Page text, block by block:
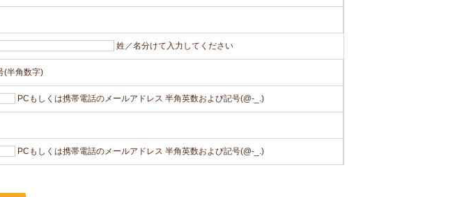
姓／名分けて入力してください
(半角数字)
PCもしくは携帯電話のメールアドレス 半角英数および記号(@-_.)
PCもしくは携帯電話のメールアドレス 半角英数および記号(@-_.)